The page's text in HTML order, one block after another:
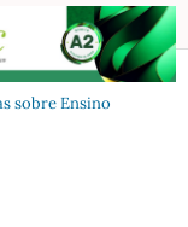
sobre Ensino